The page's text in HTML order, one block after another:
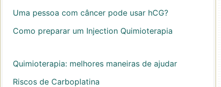
Uma pessoa com câncer pode usar hCG?
Como preparar um Injection Quimioterapia
Quimioterapia: melhores maneiras de ajudar
Riscos de Carboplatina